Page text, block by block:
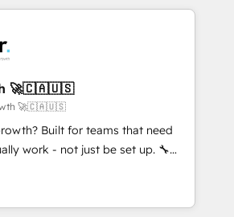
utilizam a Nexforce. Somos
HubSpot na América Latina e
de sucesso do cliente da
CMS portal development,
Partner and we contribute
to do 'good work
and have worked with incredible
some of them on our website,
🚀🇨🇦🇺🇸
🚀🇨🇦🇺🇸
Built for teams that need
work - not just be set up. 🔧
Onboarding, migrations,
built for adoption. ⚡ Highly
ERP, EMR and Custom